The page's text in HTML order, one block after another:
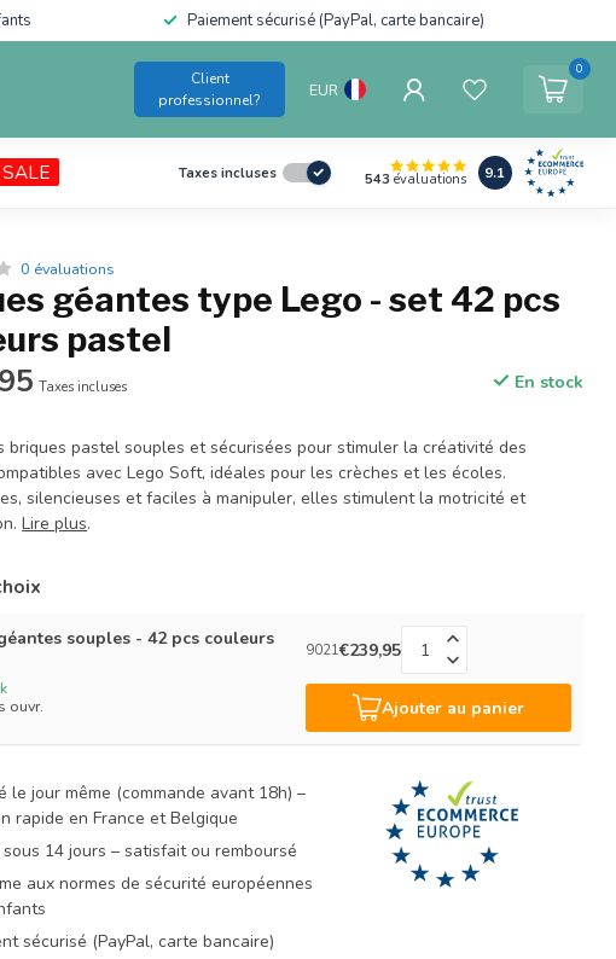
Paiement sécurisé (PayPal, carte bancaire)
Client
professionnel?
EUR
0
SALE Taxes incluses 543 évaluations 9.1
0 évaluations
géantes type Lego - set 42 pcs
pastel
Taxes incluses En stock
briques pastel souples et sécurisées pour stimuler la créativité des
avec Lego Soft, idéales pour les crèches et les écoles.
silencieuses et faciles à manipuler, elles stimulent la motricité et
Lire plus.
souples - 42 pcs couleurs
ouvr.
9021€239,95
Ajouter au panier
le jour même (commande avant 18h) –
rapide en France et Belgique
14 jours – satisfait ou remboursé
aux normes de sécurité européennes
sécurisé (PayPal, carte bancaire)